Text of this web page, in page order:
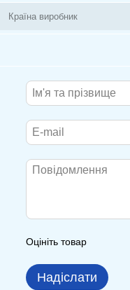
Країна виробник
Оцініть товар
Надіслати